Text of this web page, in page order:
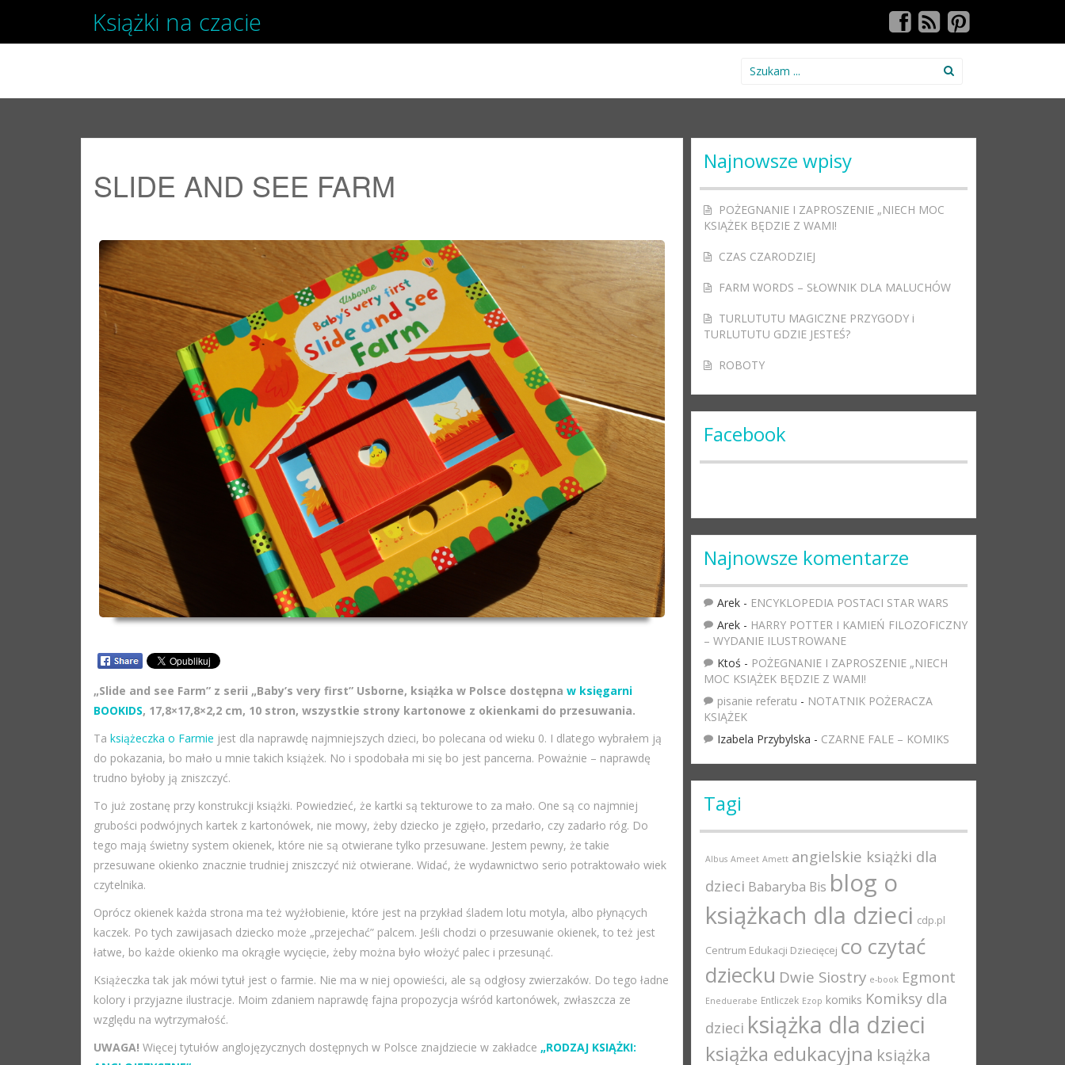
Książki na czacie
Search for:
SLIDE AND SEE FARM
„Slide and see Farm” z serii „Baby’s very first” Usborne, książka w Polsce dostępna w księgarni
BOOKIDS, 17,8×17,8×2,2 cm, 10 stron, wszystkie strony kartonowe z okienkami do przesuwania.
Ta książeczka o Farmie jest dla naprawdę najmniejszych dzieci, bo polecana od wieku 0. I dlatego wybrałem ją
do pokazania, bo mało u mnie takich książek. No i spodobała mi się bo jest pancerna. Poważnie – naprawdę
trudno byłoby ją zniszczyć.
To już zostanę przy konstrukcji książki. Powiedzieć, że kartki są tekturowe to za mało. One są co najmniej
grubości podwójnych kartek z kartonówek, nie mowy, żeby dziecko je zgięło, przedarło, czy zadarło róg. Do
tego mają świetny system okienek, które nie są otwierane tylko przesuwane. Jestem pewny, że takie
przesuwane okienko znacznie trudniej zniszczyć niż otwierane. Widać, że wydawnictwo serio potraktowało wiek
czytelnika.
Oprócz okienek każda strona ma też wyżłobienie, które jest na przykład śladem lotu motyla, albo płynących
kaczek. Po tych zawijasach dziecko może „przejechać” palcem. Jeśli chodzi o przesuwanie okienek, to też jest
łatwe, bo każde okienko ma okrągłe wycięcie, żeby można było włożyć palec i przesunąć.
Książeczka tak jak mówi tytuł jest o farmie. Nie ma w niej opowieści, ale są odgłosy zwierzaków. Do tego ładne
kolory i przyjazne ilustracje. Moim zdaniem naprawdę fajna propozycja wśród kartonówek, zwłaszcza ze
względu na wytrzymałość.
UWAGA! Więcej tytułów anglojęzycznych dostępnych w Polsce znajdziecie w zakładce „RODZAJ KSIĄŻKI:
Najnowsze wpisy
POŻEGNANIE I ZAPROSZENIE „NIECH MOC
KSIĄŻEK BĘDZIE Z WAMI!
CZAS CZARODZIEJ
FARM WORDS – SŁOWNIK DLA MALUCHÓW
TURLUTUTU MAGICZNE PRZYGODY i
TURLUTUTU GDZIE JESTEŚ?
ROBOTY
Facebook
Najnowsze komentarze
Arek - ENCYKLOPEDIA POSTACI STAR WARS
Arek - HARRY POTTER I KAMIEŃ FILOZOFICZNY
– WYDANIE ILUSTROWANE
Ktoś - POŻEGNANIE I ZAPROSZENIE „NIECH
MOC KSIĄŻEK BĘDZIE Z WAMI!
pisanie referatu - NOTATNIK POŻERACZA
KSIĄŻEK
Izabela Przybylska - CZARNE FALE – KOMIKS
Tagi
Albus Ameet Amett angielskie książki dla
dzieci Babaryba Bis blog o
książkach dla dzieci cdp.pl
Centrum Edukacji Dziecięcej co czytać
dziecku Dwie Siostry e-book Egmont
Eneduerabe Entliczek Ezop komiks Komiksy dla
dzieci książka dla dzieci
książka edukacyjna książka